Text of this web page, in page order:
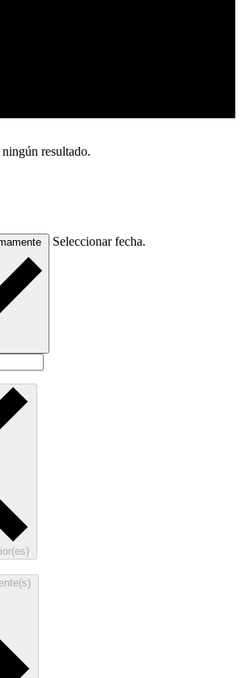
resultado.
Seleccionar fecha.